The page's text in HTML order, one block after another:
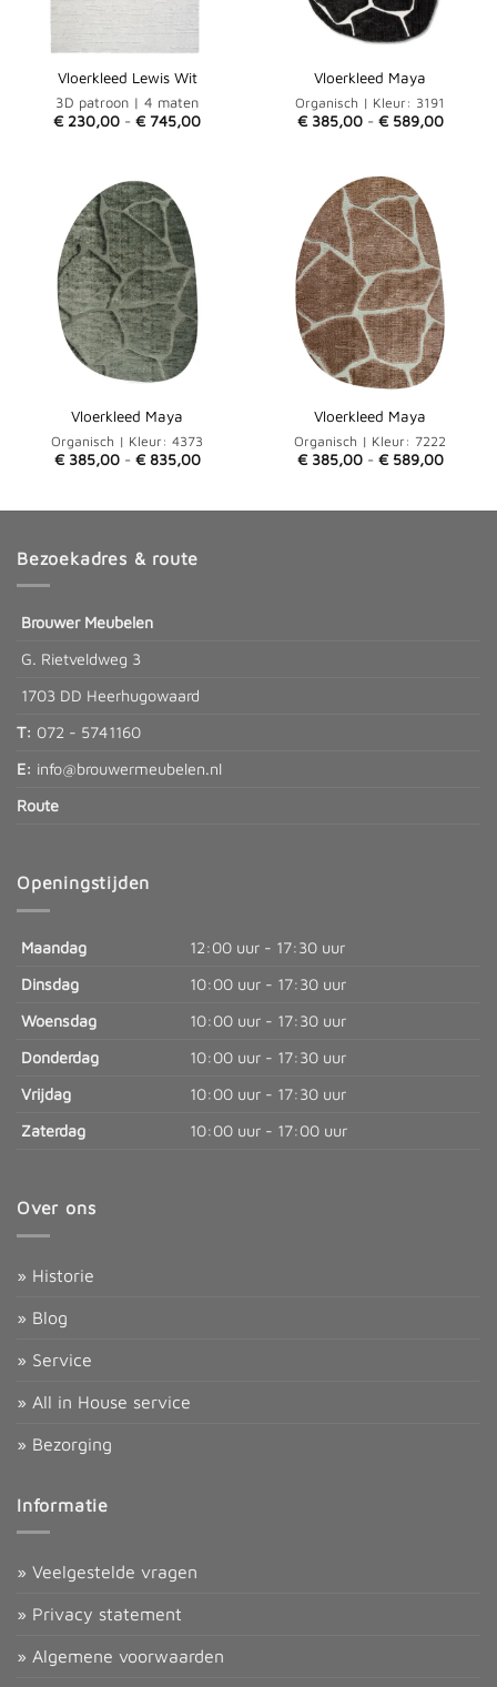
Vloerkleed Lewis Wit
3D patroon | 4 maten
€ 230,00 - € 745,00Prijsklasse:
Vloerkleed Maya
Organisch | Kleur: 3191
€385,00 - €589,00
Vloerkleed Maya
Organisch | Kleur: 4373
€385,00 - €835,00Prijsklasse:
Vloerkleed Maya
Organisch | Kleur: 7222
€385,00 - €589,00
Bezoekadres & route
Brouwer Meubelen
G. Rietveldweg 3
1703 DD Heerhugowaard
T: 072 - 5741160
E: info@brouwermeubelen.nl
Route
Openingstijden
Maandag
12:00 uur - 17:30 uur
Dinsdag
10:00 uur - 17:30 uur
Woensdag
10:00 uur - 17:30 uur
Donderdag
10:00 uur - 17:30 uur
Vrijdag
10:00 uur - 17:30 uur
Zaterdag
10:00 uur - 17:00 uur
Over ons
» Historie
» Blog
» Service
» All in House service
» Bezorging
Informatie
» Veelgestelde vragen
» Privacy statement
» Algemene voorwaarden